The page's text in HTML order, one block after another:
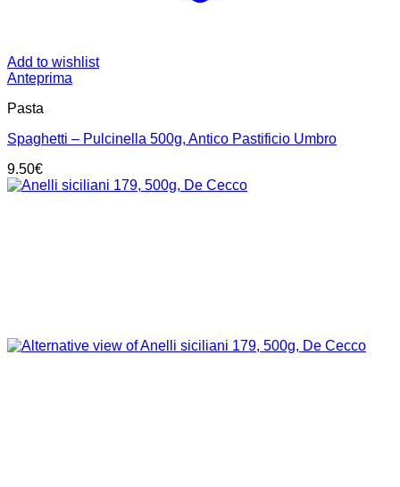
Add to wishlist
Anteprima
Pasta
Spaghetti – Pulcinella 500g, Antico Pastificio Umbro
9.50€